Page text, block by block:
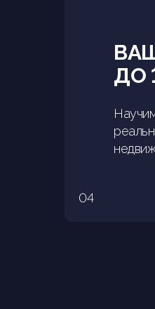
04
ДО